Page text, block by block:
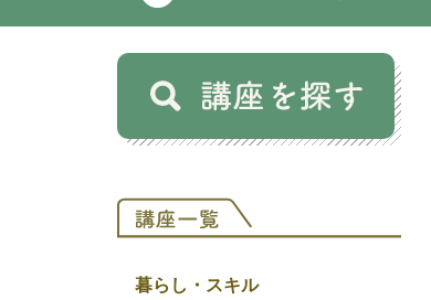
暮らし・スキル